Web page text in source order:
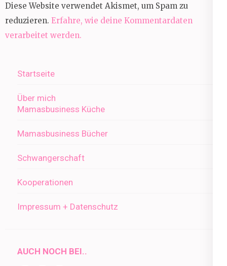
Diese Website verwendet Akismet, um Spam zu
reduzieren. Erfahre, wie deine Kommentardaten
verarbeitet werden.
Startseite
Über mich
Mamasbusiness Küche
Mamasbusiness Bücher
Schwangerschaft
Kooperationen
Impressum + Datenschutz
AUCH NOCH BEI..